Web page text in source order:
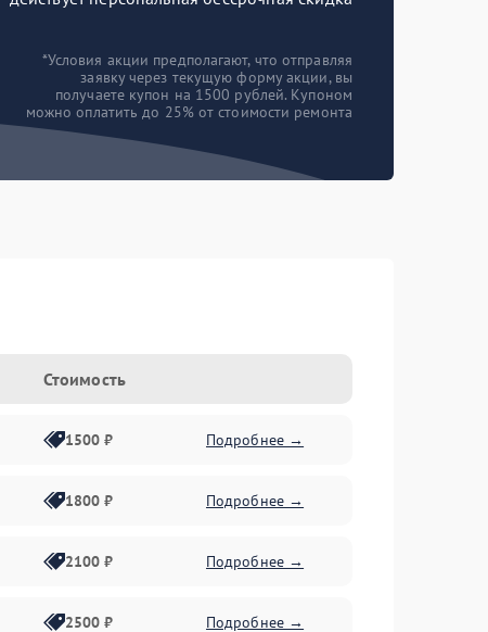
*Условия акции предполагают, что отправляя
заявку через текущую форму акции, вы
получаете купон на 1500 рублей. Купоном
можно оплатить до 25% от стоимости ремонта
Стоимость
1500 ₽ Подробнее →
1800 ₽ Подробнее →
2100 ₽ Подробнее →
2500 ₽ Подробнее →